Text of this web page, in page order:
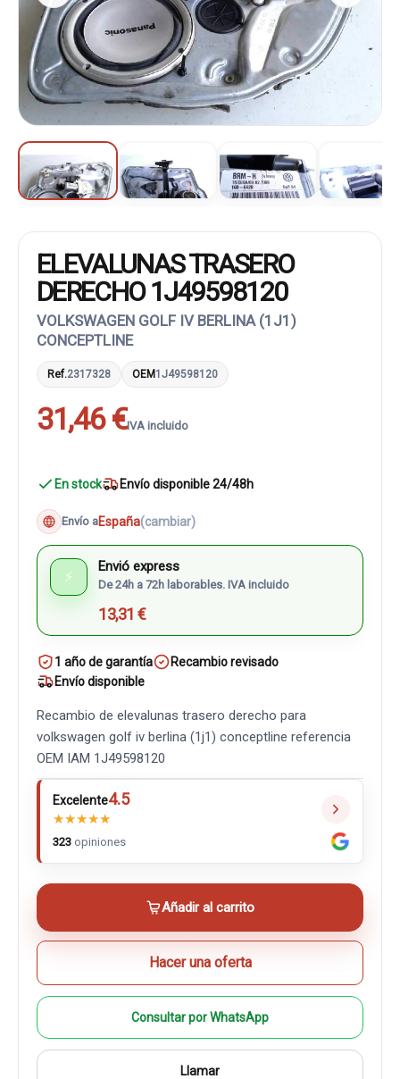
ELEVALUNAS TRASERO
DERECHO 1J49598120
VOLKSWAGEN GOLF IV BERLINA (1J1)
CONCEPTLINE
Ref.2317328 OEM1J49598120
31,46 €IVA incluido
En stock Envío disponible 24/48h
Envío aEspaña(cambiar)
⚡
Envió express
De 24h a 72h laborables. IVA incluido
13,31 €
1 año de garantía
Recambio revisado
Envío disponible
Recambio de elevalunas trasero derecho para
volkswagen golf iv berlina (1j1) conceptline referencia
OEM IAM 1J49598120
Excelente4.5
★★★★★
323 opiniones
Añadir al carrito
Hacer una oferta
Consultar por WhatsApp
Llamar